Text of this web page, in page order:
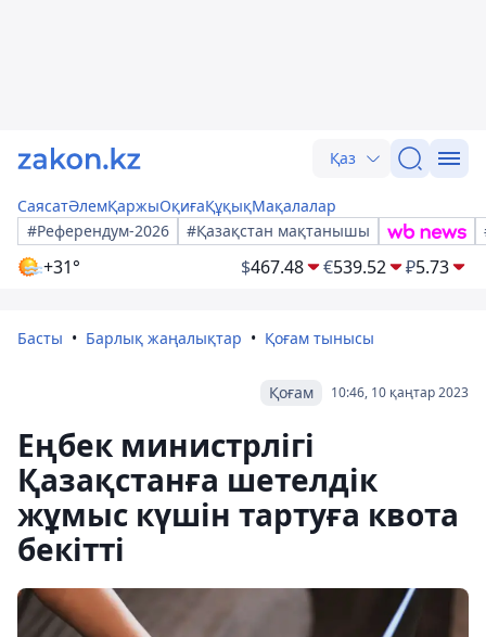
Қаз
СаясатӘлемҚаржыОқиғаҚұқықМақалалар
#Референдум-2026
#Қазақстан мақтанышы
+31° $467.48 €539.52 ₽5.73
Басты Барлық жаңалықтар Қоғам тынысы
10:46, 10 қаңтар 2023
Қоғам
Еңбек министрлігі
Қазақстанға шетелдік
жұмыс күшін тартуға квота
бекітті